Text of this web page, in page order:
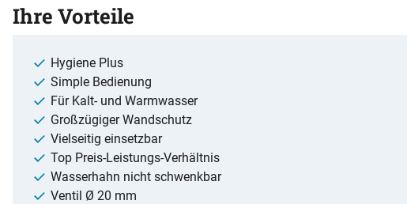
Ihre Vorteile
Hygiene Plus
Simple Bedienung
Für Kalt- und Warmwasser
Großzügiger Wandschutz
Vielseitig einsetzbar
Top Preis-Leistungs-Verhältnis
Wasserhahn nicht schwenkbar
Ventil Ø 20 mm